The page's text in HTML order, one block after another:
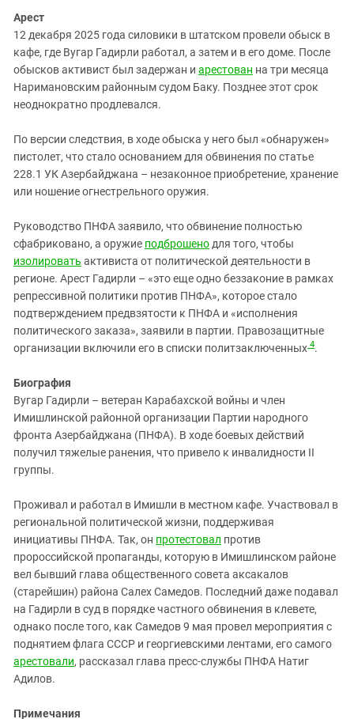
Арест
12 декабря 2025 года силовики в штатском провели обыск в
кафе, где Вугар Гадирли работал, а затем и в его доме. После
обысков активист был задержан и арестован на три месяца
Наримановским районным судом Баку. Позднее этот срок
неоднократно продлевался.
По версии следствия, в ходе обыска у него был «обнаружен»
пистолет, что стало основанием для обвинения по статье
228.1 УК Азербайджана – незаконное приобретение, хранение
или ношение огнестрельного оружия.
Руководство ПНФА заявило, что обвинение полностью
сфабриковано, а оружие подброшено для того, чтобы
изолировать активиста от политической деятельности в
регионе. Арест Гадирли – «это еще одно беззаконие в рамках
репрессивной политики против ПНФА», которое стало
подтверждением предвзятости к ПНФА и «исполнения
политического заказа», заявили в партии. Правозащитные
организации включили его в списки политзаключенных 4.
Биография
Вугар Гадирли – ветеран Карабахской войны и член
Имишлинской районной организации Партии народного
фронта Азербайджана (ПНФА). В ходе боевых действий
получил тяжелые ранения, что привело к инвалидности II
группы.
Проживал и работал в Имишли в местном кафе. Участвовал в
региональной политической жизни, поддерживая
инициативы ПНФА. Так, он протестовал против
пророссийской пропаганды, которую в Имишлинском районе
вел бывший глава общественного совета аксакалов
(старейшин) района Салех Самедов. Последний даже подавал
на Гадирли в суд в порядке частного обвинения в клевете,
однако после того, как Самедов 9 мая провел мероприятия с
поднятием флага СССР и георгиевскими лентами, его самого
арестовали, рассказал глава пресс-службы ПНФА Натиг
Адилов.
Примечания